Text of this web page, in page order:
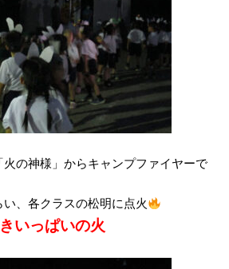
の神様」からキャンプファイヤーで
、各クラスの松明に点火
いっぱいの火